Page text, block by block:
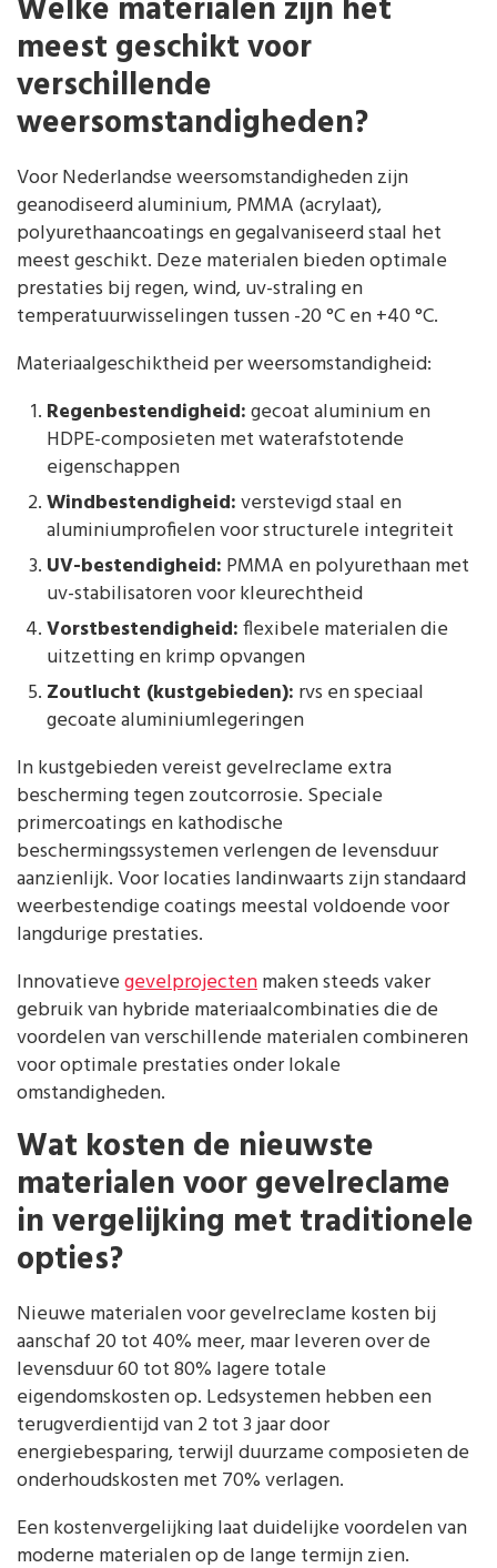
Welke materialen zijn het
meest geschikt voor
verschillende
weersomstandigheden?
Voor Nederlandse weersomstandigheden zijn
geanodiseerd aluminium, PMMA (acrylaat),
polyurethaancoatings en gegalvaniseerd staal het
meest geschikt. Deze materialen bieden optimale
prestaties bij regen, wind, uv-straling en
temperatuurwisselingen tussen -20 °C en +40 °C.
Materiaalgeschiktheid per weersomstandigheid:
Regenbestendigheid:gecoat aluminium en
HDPE-composieten met waterafstotende
eigenschappen
Windbestendigheid:verstevigd staal en
aluminiumprofielen voor structurele integriteit
UV-bestendigheid: PMMA en polyurethaan met
uv-stabilisatoren voor kleurechtheid
Vorstbestendigheid:flexibele materialen die
uitzetting en krimp opvangen
Zoutlucht (kustgebieden): rvs en speciaal
gecoate aluminiumlegeringen
In kustgebieden vereist gevelreclame extra
bescherming tegen zoutcorrosie. Speciale
primercoatings en kathodische
beschermingssystemen verlengen de levensduur
aanzienlijk. Voor locaties landinwaarts zijn standaard
weerbestendige coatings meestal voldoende voor
langdurige prestaties.
Innovatievegevelprojectenmaken steeds vaker
gebruik van hybride materiaalcombinaties die de
voordelen van verschillende materialen combineren
voor optimale prestaties onder lokale
omstandigheden.
Wat kosten de nieuwste
materialen voor gevelreclame
in vergelijking met traditionele
opties?
Nieuwe materialen voor gevelreclame kosten bij
aanschaf 20 tot 40% meer, maar leveren over de
levensduur 60 tot 80% lagere totale
eigendomskosten op. Ledsystemen hebben een
terugverdientijd van 2 tot 3 jaar door
energiebesparing, terwijl duurzame composieten de
onderhoudskosten met 70% verlagen.
Een kostenvergelijking laat duidelijke voordelen van
moderne materialen op de lange termijn zien.